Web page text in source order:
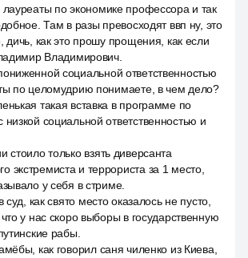
по экономике профессора и так
Там в разы превосходят ввп ну, это
дичь, как это прошу прощения, как если
Владимирович.
социальной ответственностью
по целомудрию понимаете, в чем дело?
такая вставка в программе по
социальной ответственностью и
стоило только взять диверсанта
экстремиста и террориста за 1 место,
у себя в стриме.
суд, как свято место оказалось не пусто,
у нас скоро выборы в государственную
рабы.
как говорил саня чиленко из Киева,